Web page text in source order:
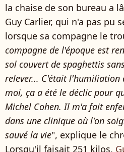
la chaise de son bureau a
Guy Carlier, qui n'a pas pu
lorsque sa compagne le
compagne de l'époque est
sol couvert de spaghettis
relever... C'était l'humiliation
moi, ça a été le déclic pour
Michel Cohen. Il m'a fait
dans une clinique où l'on
sauvé la vie", explique le
Lorsqu'il faisait 251 kilos,